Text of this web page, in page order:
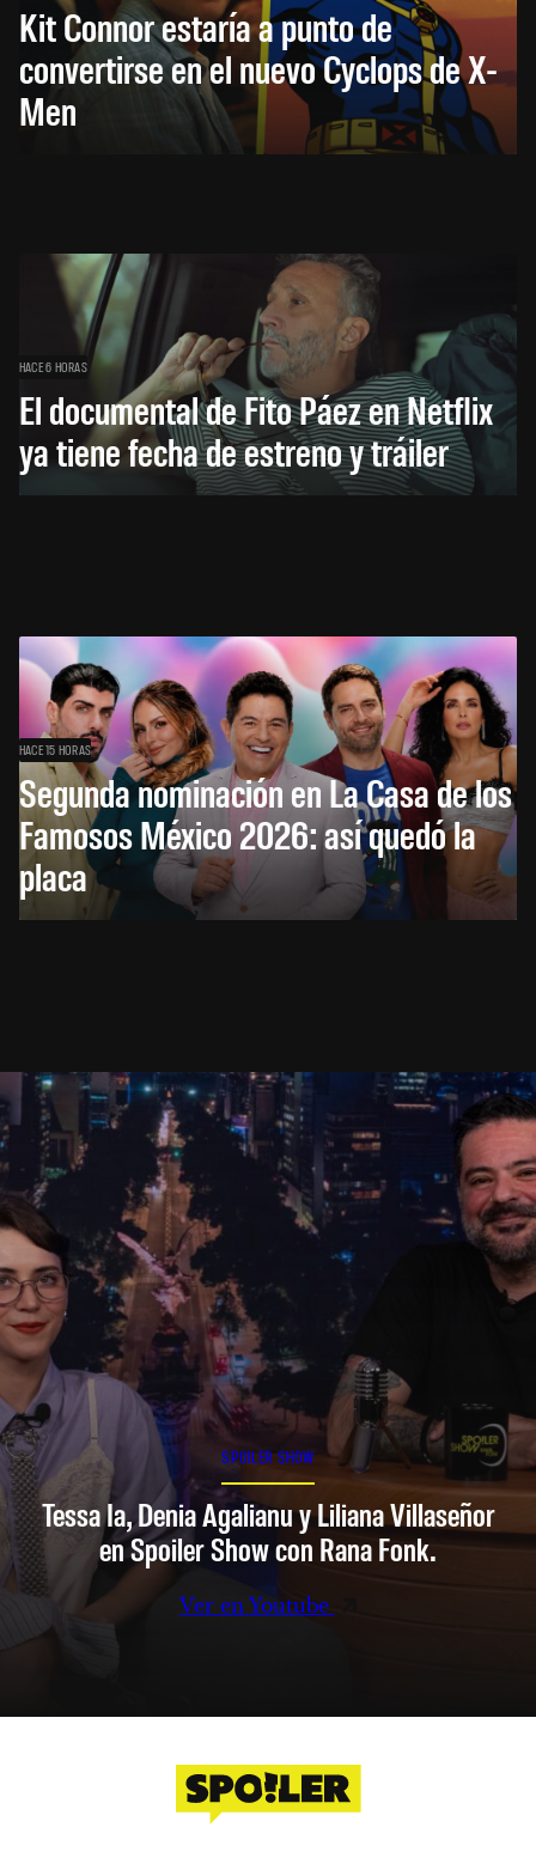
Kit Connor estaría a punto de
convertirse en el nuevo Cyclops de X-
Men
HACE 6 HORAS
El documental de Fito Páez en Netflix
ya tiene fecha de estreno y tráiler
HACE 15 HORAS
Segunda nominación en La Casa de los
Famosos México 2026: así quedó la
placa
SPOILER SHOW
Tessa Ia, Denia Agalianu y Liliana Villaseñor
en Spoiler Show con Rana Fonk.
Ver en Youtube